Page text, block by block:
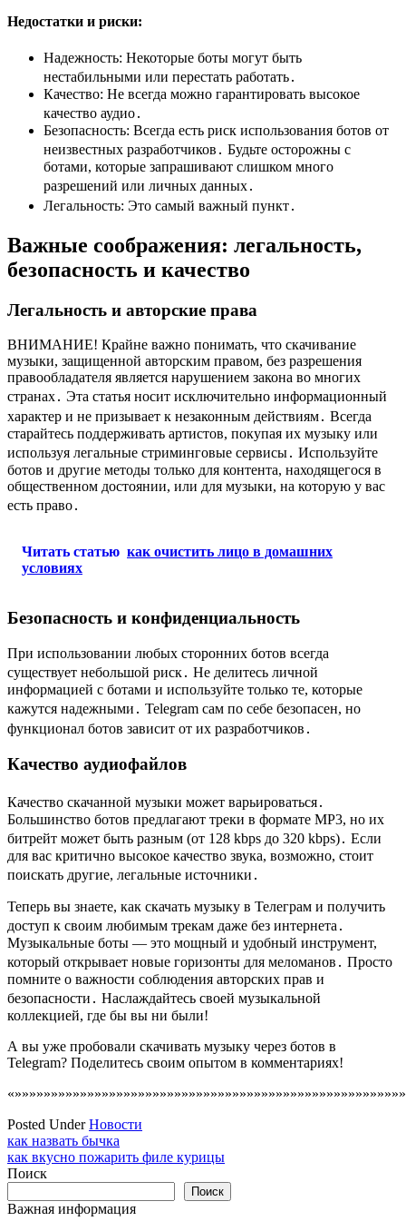
Недостатки и риски:
Надежность: Некоторые боты могут быть
нестабильными или перестать работать․
Качество: Не всегда можно гарантировать высокое
качество аудио․
Безопасность: Всегда есть риск использования ботов от
неизвестных разработчиков․ Будьте осторожны с
ботами, которые запрашивают слишком много
разрешений или личных данных․
Легальность: Это самый важный пункт․
Важные соображения: легальность,
безопасность и качество
Легальность и авторские права
ВНИМАНИЕ! Крайне важно понимать, что скачивание
музыки, защищенной авторским правом, без разрешения
правообладателя является нарушением закона во многих
странах․ Эта статья носит исключительно информационный
характер и не призывает к незаконным действиям․ Всегда
старайтесь поддерживать артистов, покупая их музыку или
используя легальные стриминговые сервисы․ Используйте
ботов и другие методы только для контента, находящегося в
общественном достоянии, или для музыки, на которую у вас
есть право․
Читать статью как очистить лицо в домашних
условиях
Безопасность и конфиденциальность
При использовании любых сторонних ботов всегда
существует небольшой риск․ Не делитесь личной
информацией с ботами и используйте только те, которые
кажутся надежными․ Telegram сам по себе безопасен, но
функционал ботов зависит от их разработчиков․
Качество аудиофайлов
Качество скачанной музыки может варьироваться․
Большинство ботов предлагают треки в формате MP3, но их
битрейт может быть разным (от 128 kbps до 320 kbps)․ Если
для вас критично высокое качество звука, возможно, стоит
поискать другие, легальные источники․
Теперь вы знаете, как скачать музыку в Телеграм и получить
доступ к своим любимым трекам даже без интернета․
Музыкальные боты — это мощный и удобный инструмент,
который открывает новые горизонты для меломанов․ Просто
помните о важности соблюдения авторских прав и
безопасности․ Наслаждайтесь своей музыкальной
коллекцией, где бы вы ни были!
А вы уже пробовали скачивать музыку через ботов в
Telegram? Поделитесь своим опытом в комментариях!
Posted UnderНовости
Навигация
по
как назвать бычка
как вкусно пожарить филе курицы
Поиск
Поиск
Важная информация